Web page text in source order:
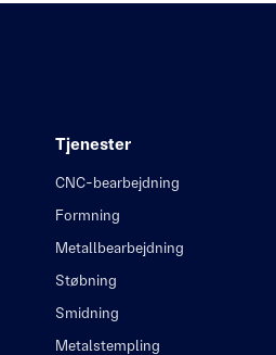
Tjenester
CNC-bearbejdning
Formning
Metallbearbejdning
Støbning
Smidning
Metalstempling